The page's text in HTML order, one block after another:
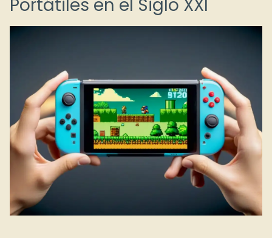
Portátiles en el Siglo XXI